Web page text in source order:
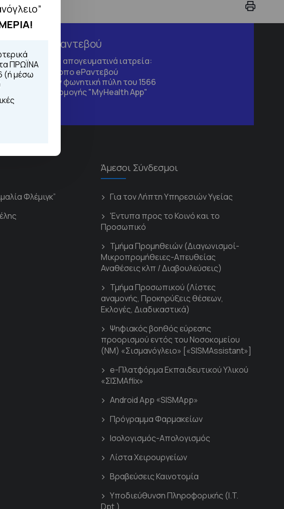
ΠΡΩΪΝΑ
(ή μέσω
για Ραντεβού
πρωινά και τα απογευματινά ιατρεία:
Από τον ιστότοποeΡαντεβού
Καλώντας στην φωνητική πύλη του 1566
Μέσω της εφαρμογής "MyHealth App"
Φλέμιγκ”
Άμεσοι Σύνδεσμοι
Για τον Λήπτη Υπηρεσιών Υγείας
'Εντυπα προς το Κοινό και το
Προσωπικό
Τμήμα Προμηθειών (Διαγωνισμοί-
Μικροπρομήθειες-Απευθείας
Αναθέσεις κλπ / Διαβουλεύσεις)
Τμήμα Προσωπικού (Λίστες
αναμονής, Προκηρύξεις θέσεων,
Εκλογές, Διαδικαστικά)
Ψηφιακός βοηθός εύρεσης
προορισμού εντός του Νοσοκομείου
(ΝΜ) «Σισμανόγλειο» [«SISMAssistant»]
e-Πλατφόρμα Εκπαιδευτικού Υλικού
«ΣΙΣΜΑflix»
Android App «SISMApp»
Πρόγραμμα Φαρμακείων
Ισολογισμός-Απολογισμός
Λίστα Χειρουργείων
Βραβεύσεις Καινοτομία
Υποδιεύθυνση Πληροφορικής (I.T.
Dpt.)